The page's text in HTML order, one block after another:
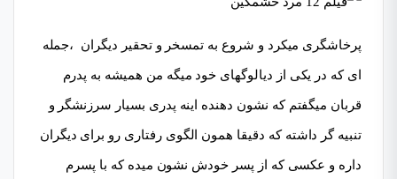
پرخاشگری میکرد و شروع به تمسخر و تحقیر دیگران ،جمله
ای که در یکی از دیالوگهای خود میگه من همیشه به پدرم
قربان میگفتم که نشون دهنده اینه پدری بسیار سرزنشگر و
تنبیه گر داشته که دقیقا همون الگوی رفتاری رو برای دیگران
داره و عکسی که از پسر خودش نشون میده که با پسرم